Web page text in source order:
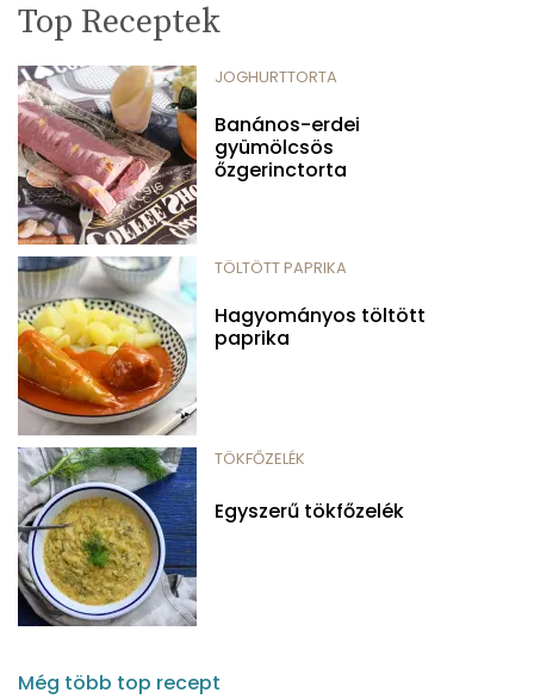
Top Receptek
JOGHURTTORTA
Banános-erdei
gyümölcsös
őzgerinctorta
TÖLTÖTT PAPRIKA
Hagyományos töltött
paprika
TÖKFŐZELÉK
Egyszerű tökfőzelék
Még több top recept